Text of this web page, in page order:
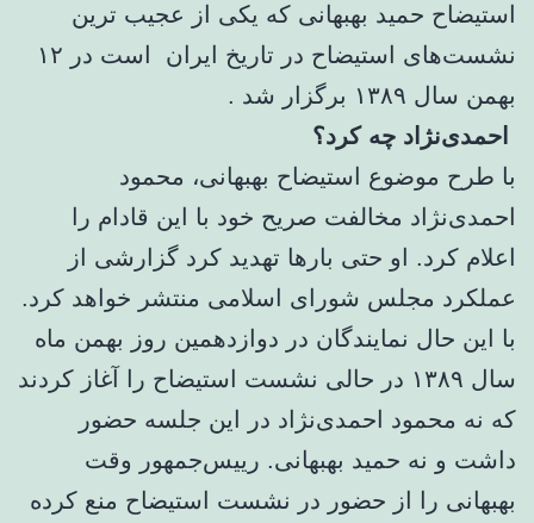
استیضاح حمید بهبهانی که یکی از عجیب ترین
نشست‌های استیضاح در تاریخ ایران است در ۱۲
بهمن سال ۱۳۸۹ برگزار شد .
احمدی‌نژاد چه کرد؟
با طرح موضوع استیضاح بهبهانی، محمود
احمدی‌نژاد مخالفت صریح خود با این قادام را
اعلام کرد. او حتی بارها تهدید کرد گزارشی از
عملکرد مجلس شورای اسلامی منتشر خواهد کرد.
با این حال نمایندگان در دوازدهمین روز بهمن ماه
سال ۱۳۸۹ در حالی نشست استیضاح را آغاز کردند
که نه محمود احمدی‌نژاد در این جلسه حضور
داشت و نه حمید بهبهانی. رییس‌جمهور وقت
بهبهانی را از حضور در نشست استیضاح منع کرده